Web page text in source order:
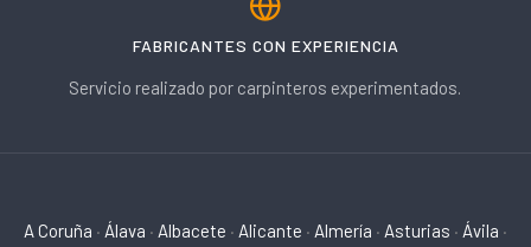
FABRICANTES CON EXPERIENCIA
Servicio realizado por carpinteros experimentados.
A Coruña · Álava · Albacete · Alicante · Almería · Asturias · Ávila ·